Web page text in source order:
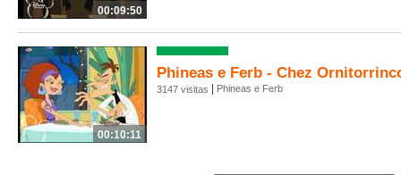
00:09:50
00:10:11
Phineas e Ferb - Chez
3147 visitas Phineas e Ferb